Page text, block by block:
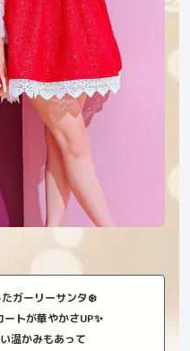
ガーリーサンタ❄️
トが華やかさUP✨
温かみもあって